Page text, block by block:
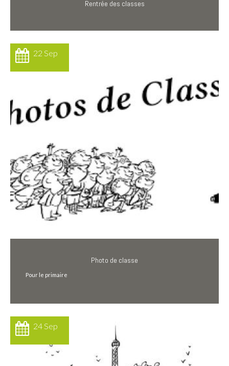
Rentrée des classes
22 Sep
Photo de classe
Pour le primaire
24 Sep